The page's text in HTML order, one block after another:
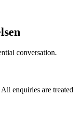
conversation.
enquiries are treated